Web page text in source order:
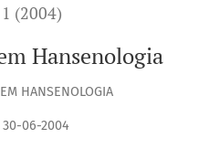
(2004)
Hansenologia
HANSENOLOGIA
06-2004